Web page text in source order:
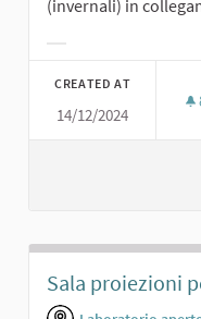
(invernali) in
CREATED AT
14/12/2024
Sala proiezioni